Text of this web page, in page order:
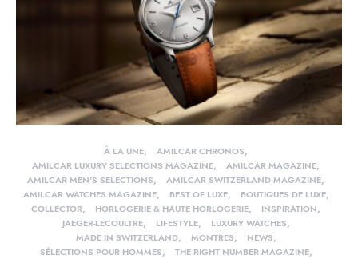
À LA UNE
AMILCAR CHRONOS
AMILCAR LUXURY SELECTIONS MAGAZINE
AMILCAR MAGAZINE
AMILCAR MEN'S SELECTIONS
AMILCAR SWITZERLAND MAGAZINE
AMILCAR WATCHES MAGAZINE
BEST OF LUXE
BOUTIQUES DE LUXE
COLLECTOR
HORLOGERIE & HAUTE HORLOGERIE
INSPIRATION
JAEGER-LECOULTRE
LIFESTYLE
LUXURY WATCHES
MADE IN SWITZERLAND
MONTRES
NEWS
SÉLECTIONS POUR HOMMES
THE RIGHT NUMBER MAGAZINE